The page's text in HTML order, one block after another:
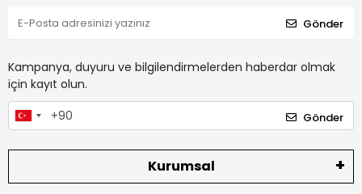
Gönder
Kampanya, duyuru ve bilgilendirmelerden haberdar olmak
için kayıt olun.
Gönder
Kurumsal